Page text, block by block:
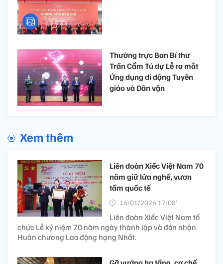
Thường trực Ban Bí thư
Trần Cẩm Tú dự Lễ ra mắt
Ứng dụng di động Tuyên
giáo và Dân vận
Xem thêm
Liên đoàn Xiếc Việt Nam 70
năm giữ lửa nghề, vươn
tầm quốc tế
16/01/2026 17:08’
Liên đoàn Xiếc Việt Nam tổ
chức Lễ kỷ niệm 70 năm ngày thành lập và đón nhận
Huân chương Lao động hạng Nhất.